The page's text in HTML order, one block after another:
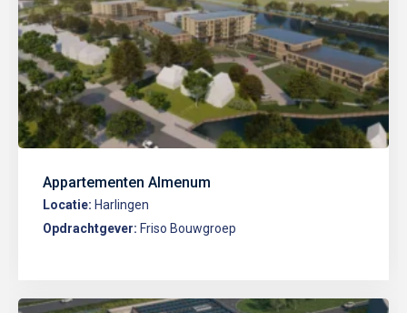
Appartementen Almenum
Locatie: Harlingen
Opdrachtgever: Friso Bouwgroep